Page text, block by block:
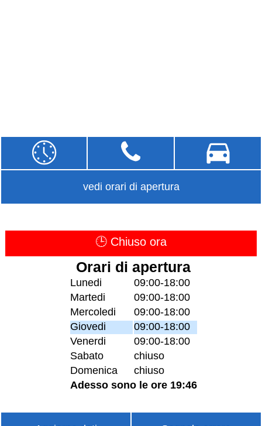
vedi orari di apertura
🕒 Chiuso ora
Orari di apertura
Lunedi
09:00-18:00
Martedi
09:00-18:00
Mercoledi
09:00-18:00
Giovedi
09:00-18:00
Venerdi
09:00-18:00
Sabato
chiuso
Domenica
chiuso
Adesso sono le ore 19:46